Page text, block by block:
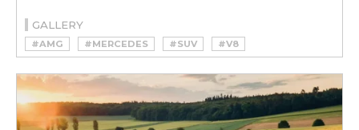
GALLERY
#AMG #MERCEDES #SUV #V8